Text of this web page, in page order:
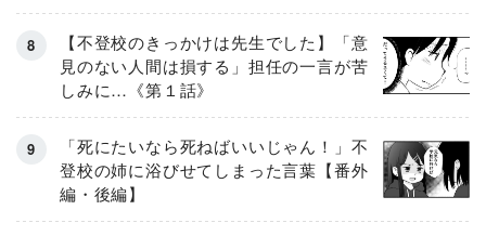
【不登校のきっかけは先生でした】「意
見のない人間は損する」担任の一言が苦
しみに…《第１話》
「死にたいなら死ねばいいじゃん！」不
登校の姉に浴びせてしまった言葉【番外
編・後編】